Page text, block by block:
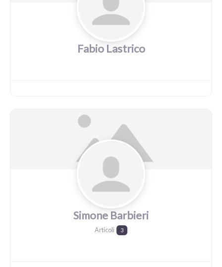
Fabio Lastrico
Simone Barbieri
Articoli 3